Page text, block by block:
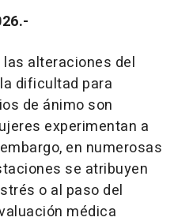
alteraciones del
dificultad para
de ánimo son
experimentan a
en numerosas
se atribuyen
o al paso del
médica